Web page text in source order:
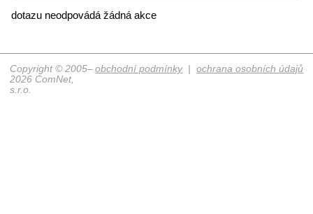
dotazu neodpovádá žádná akce
obchodní podmínky|ochrana osobních údajů
Copyright © 2005–
2026 ComNet,
s.r.o.